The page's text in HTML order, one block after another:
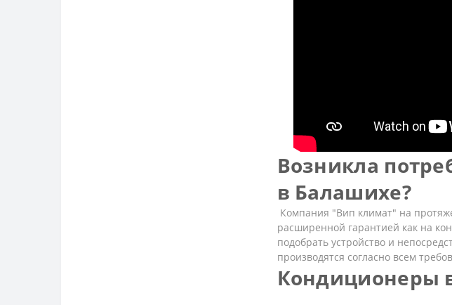
Возникла
в Балашихе?
Компания "Вип климат" на
расширенной гарантией как на
подобрать устройство и
производятся согласно всем
Кондиционеры